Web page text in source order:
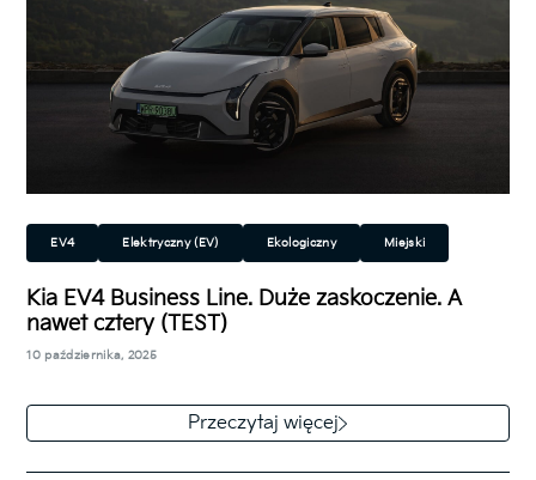
EV4 Elektryczny (EV) Ekologiczny Miejski
Kia EV4 Business Line. Duże zaskoczenie. A
nawet cztery (TEST)
10 października, 2025
model EV4. To jednocześnie pierwsze auto na prąd
tego producenta, które nie jest…
Przeczytaj więcej